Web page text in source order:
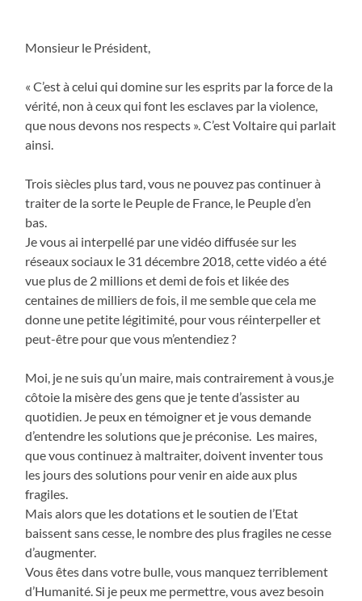
Monsieur le Président,
« C’est à celui qui domine sur les esprits par la force de la
vérité, non à ceux qui font les esclaves par la violence,
que nous devons nos respects ». C’est Voltaire qui parlait
ainsi.
Trois siècles plus tard, vous ne pouvez pas continuer à
traiter de la sorte le Peuple de France, le Peuple d’en
bas.
Je vous ai interpellé par une vidéo diffusée sur les
réseaux sociaux le 31 décembre 2018, cette vidéo a été
vue plus de 2 millions et demi de fois et likée des
centaines de milliers de fois, il me semble que cela me
donne une petite légitimité, pour vous réinterpeller et
peut-être pour que vous m’entendiez ?
Moi, je ne suis qu’un maire, mais contrairement à vous,je
côtoie la misère des gens que je tente d’assister au
quotidien. Je peux en témoigner et je vous demande
d’entendre les solutions que je préconise. Les maires,
que vous continuez à maltraiter, doivent inventer tous
les jours des solutions pour venir en aide aux plus
fragiles.
Mais alors que les dotations et le soutien de l’Etat
baissent sans cesse, le nombre des plus fragiles ne cesse
d’augmenter.
Vous êtes dans votre bulle, vous manquez terriblement
d’Humanité. Si je peux me permettre, vous avez besoin